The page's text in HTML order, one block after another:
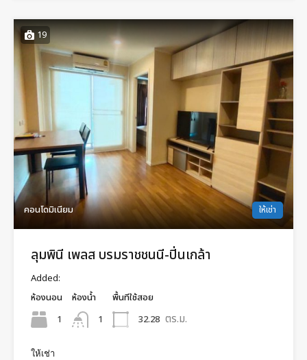
19
คอนโดมิเนียม ให้เช่า
ลุมพินี เพลส บรมราชชนนี-ปิ่นเกล้า
Added:
ห้องนอน
1
ห้องน้ำ
1
พื้นทีใช้สอย
32.28 ตร.ม.
ให้เช่า